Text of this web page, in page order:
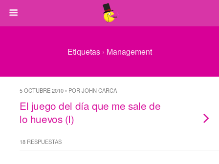
Etiquetas › Management
5 OCTUBRE 2010 • POR JOHN CARCA
El juego del día que me sale de
lo huevos (I)
18 RESPUESTAS